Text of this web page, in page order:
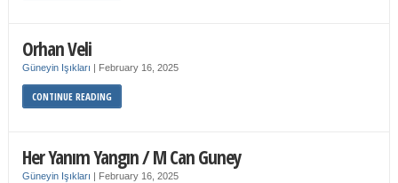
Orhan Veli
Güneyin Işıkları | February 16, 2025
CONTINUE READING
Her Yanım Yangın / M Can Guney
Güneyin Işıkları | February 16, 2025